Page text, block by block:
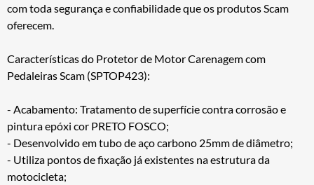
com toda segurança e confiabilidade que os produtos Scam
oferecem.
Características do Protetor de Motor Carenagem com
Pedaleiras Scam (SPTOP423):
- Acabamento: Tratamento de superfície contra corrosão e
pintura epóxi cor PRETO FOSCO;
- Desenvolvido em tubo de aço carbono 25mm de diâmetro;
- Utiliza pontos de fixação já existentes na estrutura da
motocicleta;